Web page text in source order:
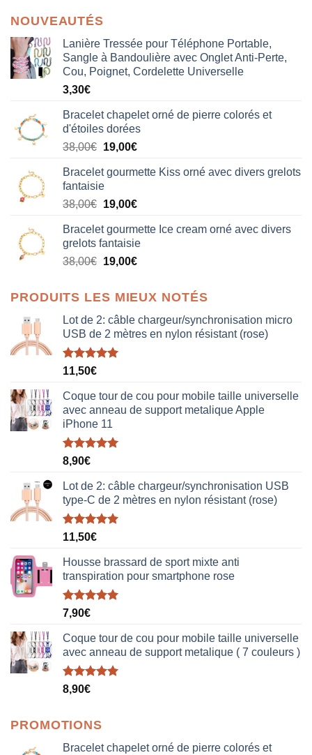
NOUVEAUTÉS
Lanière Tressée pour Téléphone Portable,
Sangle à Bandoulière avec Onglet Anti-Perte,
Cou, Poignet, Cordelette Universelle
3,30€
Bracelet chapelet orné de pierre colorés et
d'étoiles dorées
38,00€ Le
initial
était :
38,00€.
19,00€Le
actuel
19,00€.
Bracelet gourmette Kiss orné avec divers grelots
fantaisie
38,00€ Le
initial
était :
38,00€.
19,00€Le
actuel
est :
19,00€.
Bracelet gourmette Ice cream orné avec divers
grelots fantaisie
38,00€ Le
était :
38,00€.
19,00€Le
est :
19,00€.
PRODUITS LES MIEUX NOTÉS
Lot de 2: câble chargeur/synchronisation micro
USB de 2 mètres en nylon résistant (rose)
Note5.00
11,50€
Coque tour de cou pour mobile taille universelle
avec anneau de support metalique Apple
iPhone 11
Note5.00
8,90€
Lot de 2: câble chargeur/synchronisation USB
type-C de 2 mètres en nylon résistant (rose)
Note5.00
11,50€
Housse brassard de sport mixte anti
transpiration pour smartphone rose
Note5.00
7,90€
Coque tour de cou pour mobile taille universelle
avec anneau de support metalique ( 7 couleurs )
Note5.00
8,90€
PROMOTIONS
Bracelet chapelet orné de pierre colorés et